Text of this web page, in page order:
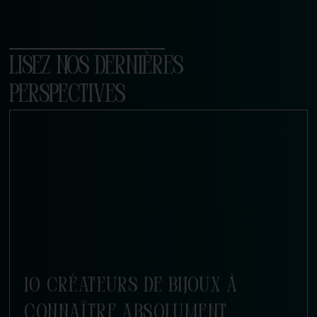
LISEZ NOS DERNIÈRES
PERSPECTIVES
10 CRÉATEURS DE BIJOUX À